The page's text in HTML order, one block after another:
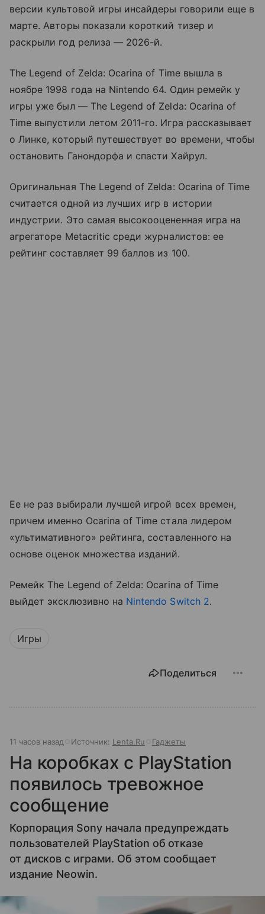
версии культовой игры инсайдеры говорили еще в
марте. Авторы показали короткий тизер и
раскрыли год релиза — 2026-й.
The Legend of Zelda: Ocarina of Time вышла в
ноябре 1998 года на Nintendo 64. Один ремейк у
игры уже был — The Legend of Zelda: Ocarina of
Time выпустили летом 2011-го. Игра рассказывает
о Линке, который путешествует во времени, чтобы
остановить Ганондорфа и спасти Хайрул.
Оригинальная The Legend of Zelda: Ocarina of Time
считается одной из лучших игр в истории
индустрии. Это самая высокооцененная игра на
агрегаторе Metacritic среди журналистов: ее
рейтинг составляет 99 баллов из 100.
Ее не раз выбирали лучшей игрой всех времен,
причем именно Ocarina of Time стала лидером
«ультимативного» рейтинга, составленного на
основе оценок множества изданий.
Ремейк The Legend of Zelda: Ocarina of Time
выйдет эксклюзивно на Nintendo Switch 2.
Игры
Поделиться
11 часов назад Источник: Lenta.Ru Гаджеты
На коробках с PlayStation
появилось тревожное
сообщение
Корпорация Sony начала предупреждать
пользователей PlayStation об отказе
от дисков с играми. Об этом сообщает
издание Neowin.